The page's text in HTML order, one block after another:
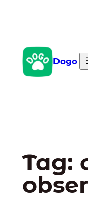
conteúdo Dogo
Tag: